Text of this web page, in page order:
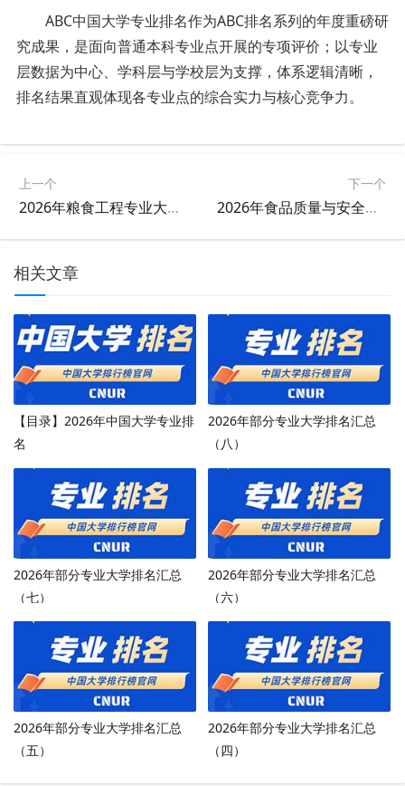
ABC中国大学专业排名作为ABC排名系列的年度重磅研
究成果，是面向普通本科专业点开展的专项评价；以专业
层数据为中心、学科层与学校层为支撑，体系逻辑清晰，
排名结果直观体现各专业点的综合实力与核心竞争力。
上一个
2026年粮食工程专业大学排名
下一个
2026年食品质量与安全专业大学排名
相关文章
【目录】2026年中国大学专业排
名
2026年部分专业大学排名汇总
（八）
2026年部分专业大学排名汇总
（七）
2026年部分专业大学排名汇总
（六）
2026年部分专业大学排名汇总
（五）
2026年部分专业大学排名汇总
（四）